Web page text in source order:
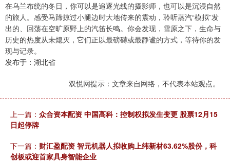
在乌兰布统的冬日，你可以是追逐光线的摄影师，也可以是沉浸自然
的旅人。感受马蹄掠过小腿边时大地传来的震动，聆听蒸汽“模拟”发
出的、回荡在空旷原野上的汽笛长鸣。你会发现，雪原之下，生命与
历史的热度从未熄灭，它们正以最磅礴或最静谧的方式，等待你的发
现与记录。
发布于：湖北省
双悦网提示：文章来自网络，不代表本站观点。
上一篇： 众合资本配资 中国高科：控制权拟发生变更 股票12月15
日起停牌
下一篇： 财汇盈配资 智元机器人拟收购上纬新材63.62%股份，科
创板或迎首家具身智能企业